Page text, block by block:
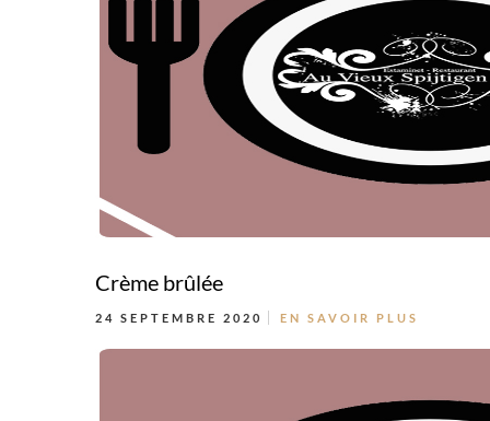
Crème brûlée
24 SEPTEMBRE 2020 EN SAVOIR PLUS